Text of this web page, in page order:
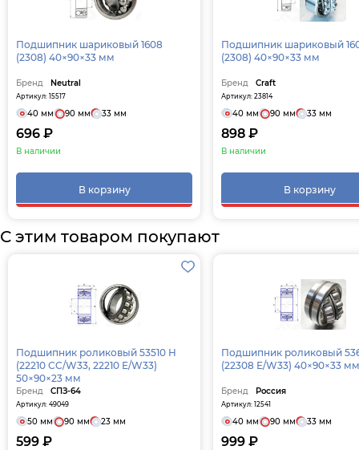
Подшипник шариковый 1608
(2308) 40×90×33 мм
Бренд Neutral
Артикул: 15517
40 мм 90 мм 33 мм
696 ₽
В наличии
В корзину
Подшипник шариковый
(2308) 40×90×33 мм
Бренд Craft
Артикул: 23814
40 мм 90 мм 33 мм
898 ₽
В наличии
В корзину
С этим товаром покупают
Подшипник роликовый 53510 H
(22210 CC/W33, 22210 E/W33)
50×90×23 мм
Бренд СПЗ-64
Артикул: 49049
50 мм 90 мм 23 мм
599 ₽
Подшипник роликовый
(22308 E/W33) 40×90×33 мм
Бренд Россия
Артикул: 12541
40 мм 90 мм 33 мм
999 ₽